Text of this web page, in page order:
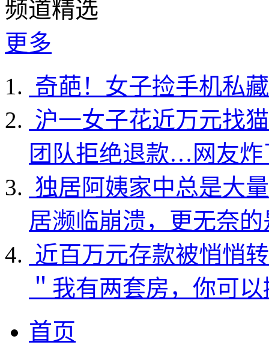
频道精选
更多
奇葩！女子捡手机私
沪一女子花近万元找
团队拒绝退款…网友炸
独居阿姨家中总是大
居濒临崩溃，更无奈
近百万元存款被悄悄
＂我有两套房，你可
首页